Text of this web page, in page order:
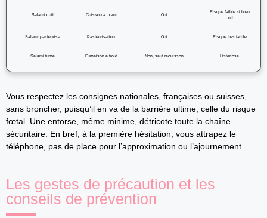
Salami cuit Cuisson à cœur Oui
Risque faible si bien
cuit
Salami pasteurisé Pasteurisation Oui Risque très faible
Salami fumé Fumaison à froid Non, sauf recuisson Listériose
Vous respectez les consignes nationales, françaises ou suisses,
sans broncher, puisqu’il en va de la barrière ultime, celle du risque
fœtal. Une entorse, même minime, détricote toute la chaîne
sécuritaire. En bref, à la première hésitation, vous attrapez le
téléphone, pas de place pour l’approximation ou l’ajournement.
Les gestes de précaution et les
conseils de prévention